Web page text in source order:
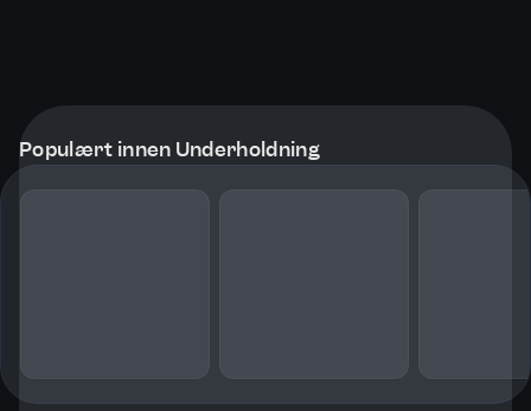
Populært innen Underholdning